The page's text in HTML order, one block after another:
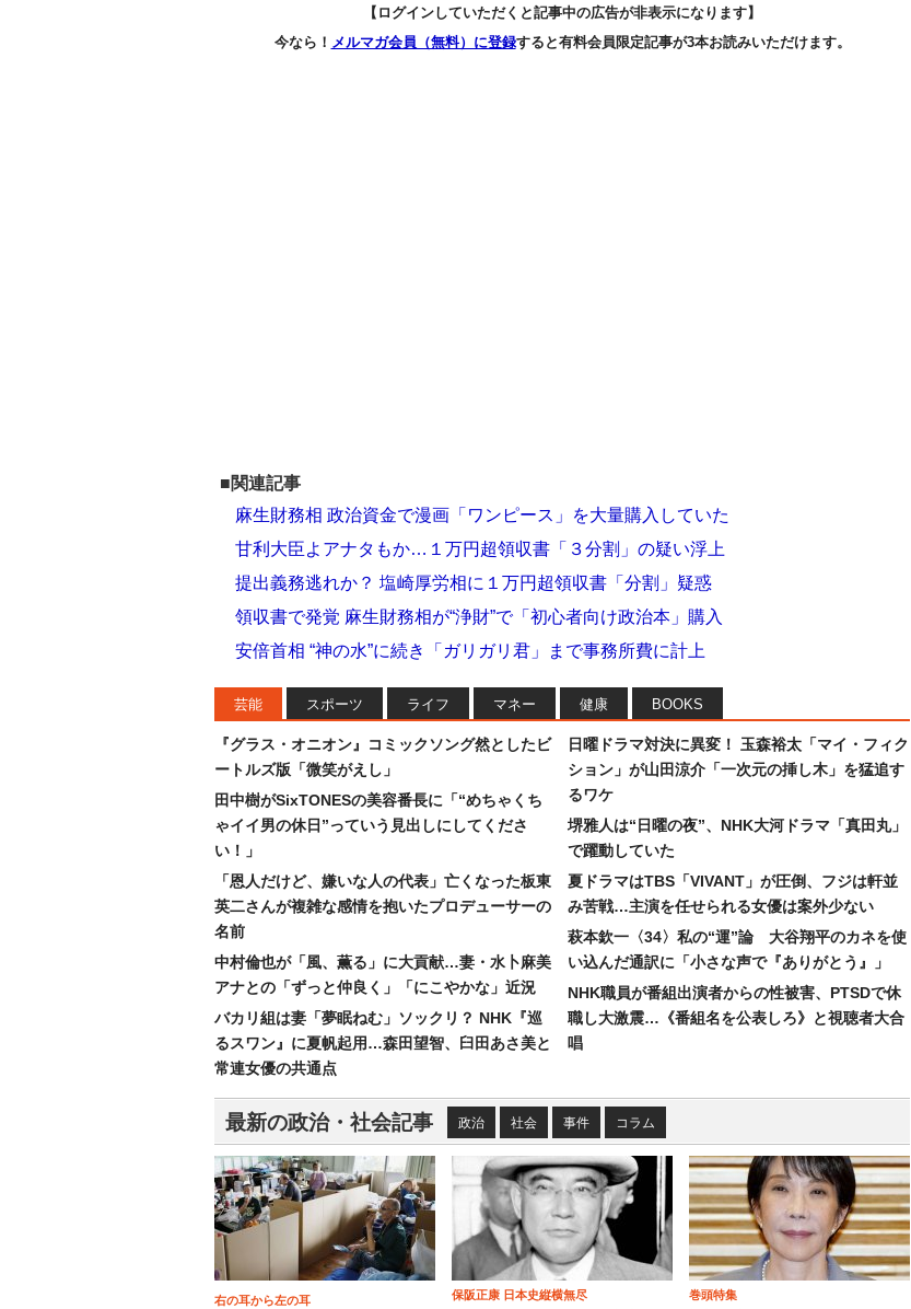
【ログインしていただくと記事中の広告が非表示になります】
今なら！ メルマガ会員（無料）に登録すると有料会員限定記事が3本お読みいただけます。
■関連記事
麻生財務相 政治資金で漫画「ワンピース」を大量購入していた
甘利大臣よアナタもか…１万円超領収書「３分割」の疑い浮上
提出義務逃れか？ 塩崎厚労相に１万円超領収書「分割」疑惑
領収書で発覚 麻生財務相が“浄財”で「初心者向け政治本」購入
安倍首相 “神の水”に続き「ガリガリ君」まで事務所費に計上
芸能 スポーツ ライフ マネー 健康 BOOKS
『グラス・オニオン』コミックソング然としたビ
ートルズ版「微笑がえし」
田中樹がSixTONESの美容番長に「“めちゃくち
ゃイイ男の休日”っていう見出しにしてくださ
い！」
「恩人だけど、嫌いな人の代表」亡くなった板東
英二さんが複雑な感情を抱いたプロデューサーの
名前
中村倫也が「風、薫る」に大貢献…妻・水卜麻美
アナとの「ずっと仲良く」「にこやかな」近況
バカリ組は妻「夢眠ねむ」ソックリ？ NHK『巡
るスワン』に夏帆起用…森田望智、臼田あさ美と
常連女優の共通点
日曜ドラマ対決に異変！ 玉森裕太「マイ・フィク
ション」が山田涼介「一次元の挿し木」を猛追す
るワケ
堺雅人は“日曜の夜”、NHK大河ドラマ「真田丸」
で躍動していた
夏ドラマはTBS「VIVANT」が圧倒、フジは軒並
み苦戦…主演を任せられる女優は案外少ない
萩本欽一〈34〉私の“運”論 大谷翔平のカネを使
い込んだ通訳に「小さな声で『ありがとう』」
NHK職員が番組出演者からの性被害、PTSDで休
職し大激震…《番組名を公表しろ》と視聴者大合
唱
最新の政治・社会記事 政治 社会 事件 コラム
右の耳から左の耳 保阪正康 日本史縦横無尽 巻頭特集